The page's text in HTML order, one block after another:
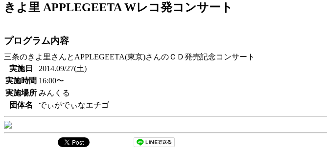
きよ里 APPLEGEETA Wレコ発コンサート
プログラム内容
三条のきよ里さんとAPPLEGEETA(東京)さんのＣＤ発売記念コンサート
実施日
2014.09/27(土)
実施時間 16:00〜
実施場所 みんくる
団体名
でぃがでぃなエチゴ